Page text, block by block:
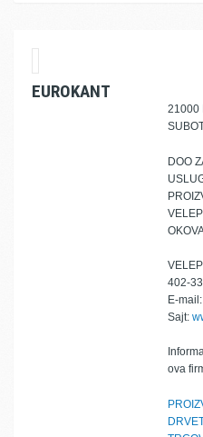
EUROKANT
21000
DOO
402-
E-mail:
Sajt:
ova